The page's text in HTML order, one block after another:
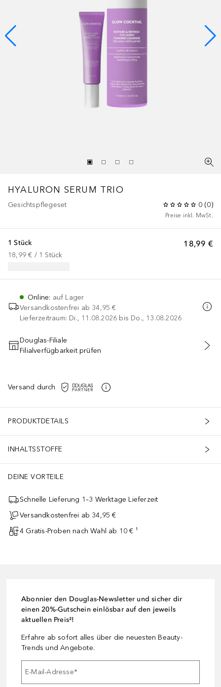
HYALURON SERUM TRIO
Gesichtspflegeset 0 (0)
Preise inkl. MwSt.
18,99 €
1 Stück
18,99 € / 1 Stück
Online: auf Lager
Versandkostenfrei ab 34,95 €
Lieferzeitraum: Di., 11.08.2026 bis Do., 13.08.2026
IN DEN WARENKORB
Douglas-Filiale
Filialverfügbarkeit prüfen
Versand durch
PRODUKTDETAILS
INHALTSSTOFFE
DEINE VORTEILE
Schnelle Lieferung 1–3 Werktage Lieferzeit
Versandkostenfrei ab 34,95 €
4 Gratis-Proben nach Wahl ab 10 € ¹
Abonnier den Douglas-Newsletter und sicher dir
einen 20%-Gutschein einlösbar auf den jeweils
aktuellen Preis²!
Erfahre ab sofort alles über die neuesten Beauty-
Trends und Angebote.
E-Mail-Adresse*